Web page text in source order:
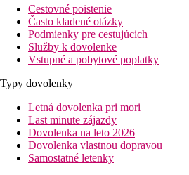
55 km
Vzdialenosť od najbližšieho letiska
bazény
Bar pri bazéne
Ležadlá při bazéne
Slnečníky při bazéne
Fotogaléria
Cestovné poistenie
Často kladené otázky
Podmienky pre cestujúcich
Služby k dovolenke
Vstupné a pobytové poplatky
Typy dovolenky
Letná dovolenka pri mori
Last minute zájazdy
Dovolenka na leto 2026
Dovolenka vlastnou dopravou
Samostatné letenky